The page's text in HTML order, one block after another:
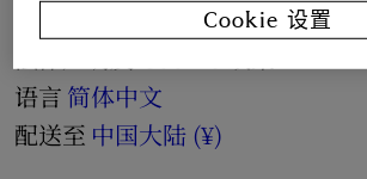
语言 简体中文
配送至 中国大陆 (¥)
Cookie 设置